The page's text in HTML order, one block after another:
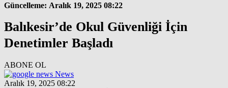
Güncelleme: Aralık 19, 2025 08:22
Balıkesir’de Okul Güvenliği İçin
Denetimler Başladı
ABONE OL
News
Aralık 19, 2025 08:22